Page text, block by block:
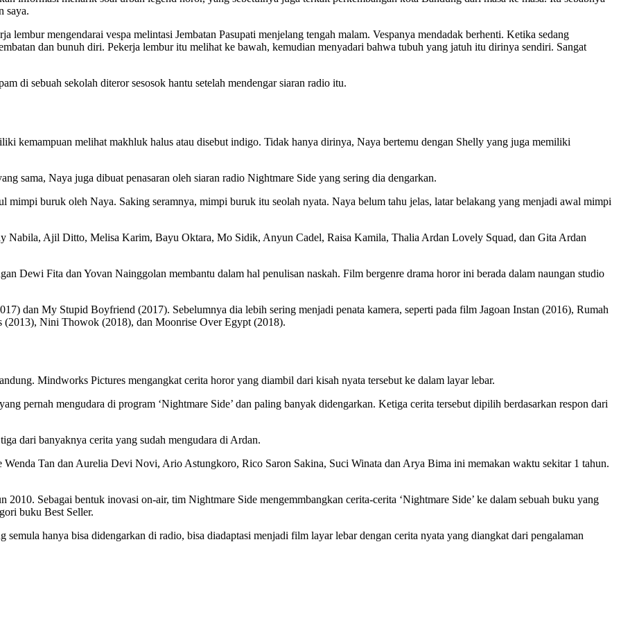
saya.
lembur mengendarai vespa melintasi Jembatan Pasupati menjelang tengah malam. Vespanya mendadak berhenti. Ketika sedang
dan bunuh diri. Pekerja lembur itu melihat ke bawah, kemudian menyadari bahwa tubuh yang jatuh itu dirinya sendiri. Sangat
di sebuah sekolah diteror sesosok hantu setelah mendengar siaran radio itu.
kemampuan melihat makhluk halus atau disebut indigo. Tidak hanya dirinya, Naya bertemu dengan Shelly yang juga memiliki
sama, Naya juga dibuat penasaran oleh siaran radio Nightmare Side yang sering dia dengarkan.
mimpi buruk oleh Naya. Saking seramnya, mimpi buruk itu seolah nyata. Naya belum tahu jelas, latar belakang yang menjadi awal mimpi
Nabila, Ajil Ditto, Melisa Karim, Bayu Oktara, Mo Sidik, Anyun Cadel, Raisa Kamila, Thalia Ardan Lovely Squad, dan Gita Ardan
Dewi Fita dan Yovan Nainggolan membantu dalam hal penulisan naskah. Film bergenre drama horor ini berada dalam naungan studio
dan My Stupid Boyfriend (2017). Sebelumnya dia lebih sering menjadi penata kamera, seperti pada film Jagoan Instan (2016), Rumah
Nini Thowok (2018), dan Moonrise Over Egypt (2018).
Mindworks Pictures mengangkat cerita horor yang diambil dari kisah nyata tersebut ke dalam layar lebar.
pernah mengudara di program ‘Nightmare Side’ dan paling banyak didengarkan. Ketiga cerita tersebut dipilih berdasarkan respon dari
dari banyaknya cerita yang sudah mengudara di Ardan.
Tan dan Aurelia Devi Novi, Ario Astungkoro, Rico Saron Sakina, Suci Winata dan Arya Bima ini memakan waktu sekitar 1 tahun.
Sebagai bentuk inovasi on-air, tim Nightmare Side mengemmbangkan cerita-cerita ‘Nightmare Side’ ke dalam sebuah buku yang
buku Best Seller.
hanya bisa didengarkan di radio, bisa diadaptasi menjadi film layar lebar dengan cerita nyata yang diangkat dari pengalaman